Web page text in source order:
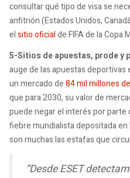
consultar qué tipo de visa se
anfitrión (Estados Unidos,
elsitio oficialde FIFA de la Copa
5-Sitios de apuestas, prode y
auge de las apuestas
un mercado de84 mil millones
que para 2030, su valor de
puede negar el interés por
fiebre mundialista depositada
son muchas las estafas que
“Desde ESET